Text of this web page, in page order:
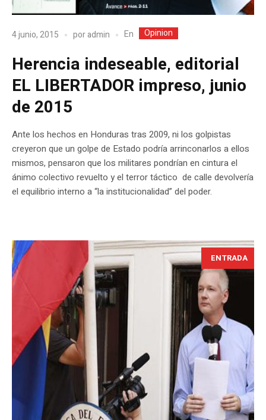
4 junio, 2015 poradmin En Opinion
Herencia indeseable, editorial
EL LIBERTADOR impreso, junio
de 2015
Ante los hechos en Honduras tras 2009, ni los golpistas
creyeron que un golpe de Estado podría arrinconarlos a ellos
mismos, pensaron que los militares pondrían en cintura el
ánimo colectivo revuelto y el terror táctico de calle devolvería
el equilibrio interno a “la institucionalidad” del poder.
ENTRADA